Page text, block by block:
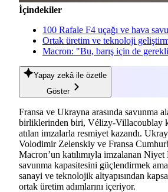
İçindekiler
100 Rafale F4 uçağı ve hava
Ortak üretim ve teknoloji
Macron: "Bu, barış için de
Yapay zekâ ile özetle
Göster
Fransa ve Ukrayna arasında savunma
birliklerinden biri, Vélizy-Villacoublay
atılan imzalarla resmiyet kazandı.
Volodimir Zelenskiy ve Fransa
Macron’un katılımıyla imzalanan
savunma kapasitesini güçlendirmek
sanayi ve teknolojik altyapısından
ortak üretim adımlarını içeriyor.